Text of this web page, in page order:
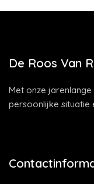
De Roos Van
Met onze
persoonlijke situatie